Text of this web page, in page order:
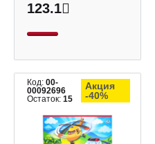
123.1
Код: 00-
00092696
Остаток: 15
Акция
-40%